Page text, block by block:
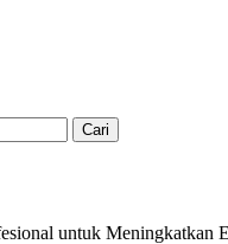
untuk Meningkatkan